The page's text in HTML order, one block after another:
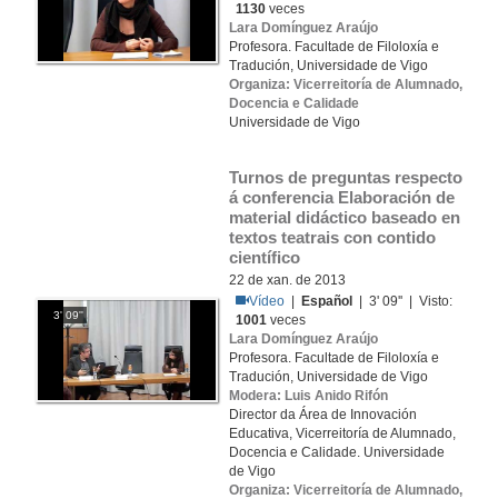
1130 veces
Lara Domínguez Araújo
Profesora. Facultade de Filoloxía e
Tradución, Universidade de Vigo
Organiza: Vicerreitoría de Alumnado,
Docencia e Calidade
Universidade de Vigo
3' 09''
Turnos de preguntas respecto
á conferencia Elaboración de
material didáctico baseado en
textos teatrais con contido
científico
22 de xan. de 2013
Vídeo
Español
| 3' 09'' | Visto:
1001 veces
Lara Domínguez Araújo
Profesora. Facultade de Filoloxía e
Tradución, Universidade de Vigo
Modera: Luis Anido Rifón
Director da Área de Innovación
Educativa, Vicerreitoría de Alumnado,
Docencia e Calidade. Universidade
de Vigo
Organiza: Vicerreitoría de Alumnado,